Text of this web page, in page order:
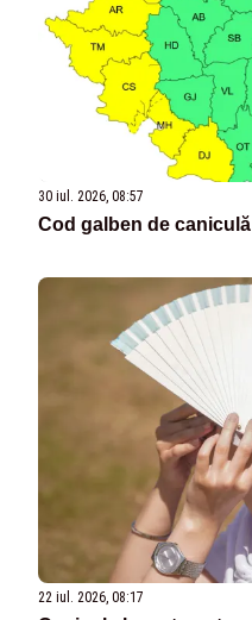
30 iul. 2026, 08:57
Cod galben de caniculă
22 iul. 2026, 08:17